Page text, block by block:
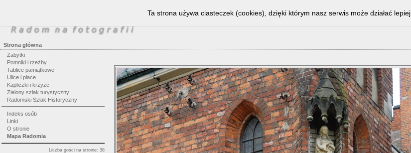
Strona główna
Zabytki
Pomniki i rzeźby
Tablice pamiątkowe
Ulice i place
Kapliczki i krzyże
Zielony szlak turystyczny
Radomski Szlak Historyczny
Indeks osób
Linki
O stronie
Mapa Radomia
Liczba gości na stronie: 38
Ta strona używa ciasteczek (cookies), dzięki którym nasz serwis może działać lepiej.